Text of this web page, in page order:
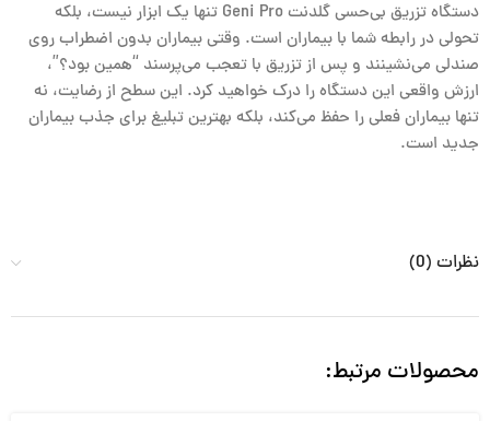
دستگاه تزریق بی‌حسیگلدنت Geni Pro
تنها یک ابزار نیست، بلکه
تحولی در رابطه شما با بیماران است. وقتی بیماران بدون اضطراب روی
صندلی می‌نشینند و پس از تزریق با تعجب می‌پرسند “همین بود؟”،
ارزش واقعی این دستگاه را درک خواهید کرد. این سطح از رضایت، نه
تنها بیماران فعلی را حفظ می‌کند، بلکه بهترین تبلیغ برای جذب بیماران
جدید است.
نظرات (0)
محصولات مرتبط: